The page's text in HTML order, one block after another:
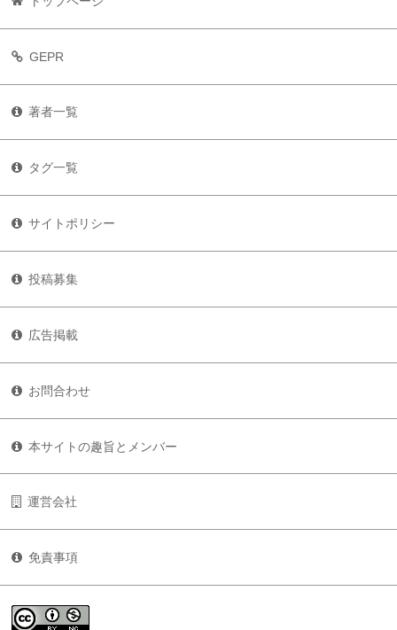
GEPR
著者一覧
タグ一覧
サイトポリシー
投稿募集
広告掲載
お問合わせ
本サイトの趣旨とメンバー
運営会社
免責事項